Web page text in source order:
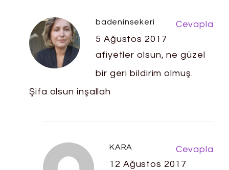
badeninsekeri
5 Ağustos 2017
afiyetler olsun, ne güzel
bir geri bildirim olmuş.
Şifa olsun inşallah
Cevapla
KARA
12 Ağustos 2017
Cevapla